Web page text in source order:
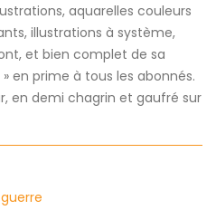
aquarelles couleurs
illustrations à système,
et bien complet de sa
en prime à tous les abonnés.
en demi chagrin et gaufré sur